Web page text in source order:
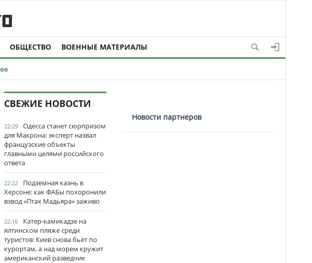
ОБЩЕСТВО ВОЕННЫЕ МАТЕРИАЛЫ
СВЕЖИЕ НОВОСТИ
22:29
Одесса станет сюрпризом
для Макрона: эксперт назвал
французские объекты
главными целями российского
ответа
22:22
Подземная казнь в
Херсоне: как ФАБы похоронили
взвод «Птах Мадьяра» заживо
22:16
Катер-камикадзе на
ялтинском пляже среди
туристов: Киев снова бьёт по
курортам, а над морем кружит
американский разведчик
Новости партнеров